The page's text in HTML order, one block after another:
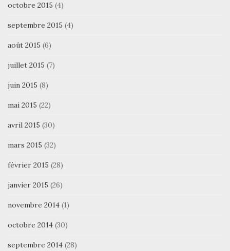
octobre 2015 (4)
septembre 2015 (4)
août 2015 (6)
juillet 2015 (7)
juin 2015 (8)
mai 2015 (22)
avril 2015 (30)
mars 2015 (32)
février 2015 (28)
janvier 2015 (26)
novembre 2014 (1)
octobre 2014 (30)
septembre 2014 (28)